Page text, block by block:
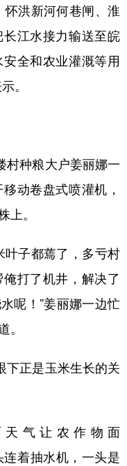
洪新河何巷闸、淮
江水接力输送至皖
全和农业灌溉等用
。
种粮大户姜丽娜一
动卷盘式喷灌机，
。
子都蔫了，多亏村
打了机井，解决了
呢！”姜丽娜一边忙
正是玉米生长的关
气让农作物面
连着抽水机，一头是